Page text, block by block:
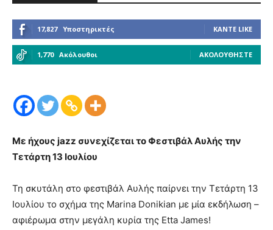
17,827 Υποστηρικτές ΚΆΝΤΕ LIKE
1,770 Ακόλουθοι ΑΚΟΛΟΥΘΉΣΤΕ
Με ήχους jazz συνεχίζεται το Φεστιβάλ Αυλής την
Τετάρτη 13 Ιουλίου
Τη σκυτάλη στο φεστιβάλ Αυλής παίρνει την Τετάρτη 13
Ιουλίου το σχήμα της Marina Donikian με μία εκδήλωση –
αφιέρωμα στην μεγάλη κυρία της Etta James!